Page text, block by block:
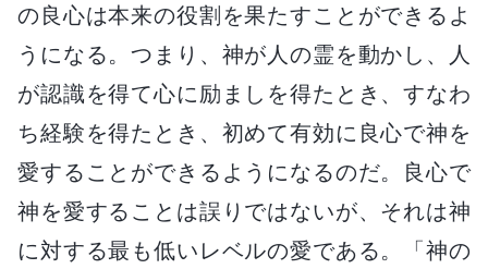
の良心は本来の役割を果たすことができるよ
うになる。つまり、神が人の霊を動かし、人
が認識を得て心に励ましを得たとき、すなわ
ち経験を得たとき、初めて有効に良心で神を
愛することができるようになるのだ。良心で
神を愛することは誤りではないが、それは神
に対する最も低いレベルの愛である。「神の